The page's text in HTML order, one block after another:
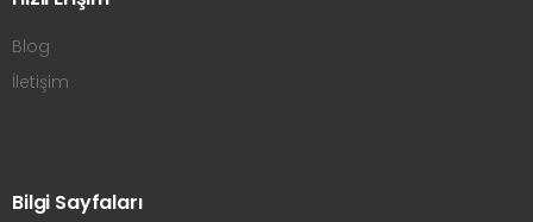
Blog
İletişim
Bilgi Sayfaları